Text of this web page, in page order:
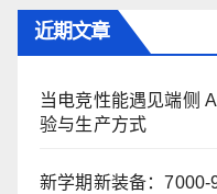
近期文章
当电竞性能遇见端侧
验与生产方式
新学期新装备：